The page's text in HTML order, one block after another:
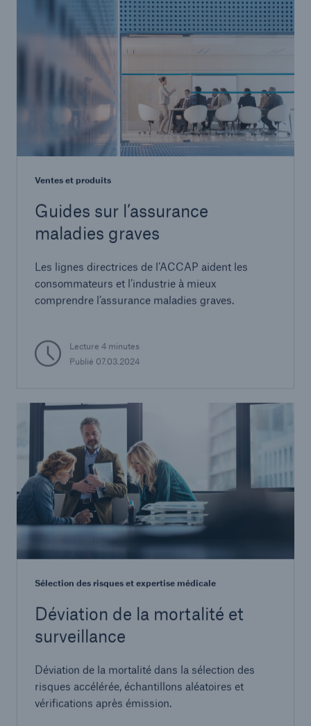
Ventes et produits
Guides sur l’assurance
maladies graves
Les lignes directrices de l’ACCAP aident les
consommateurs et l’industrie à mieux
comprendre l’assurance maladies graves.
Lecture 4 minutes
Publié 07.03.2024
Sélection des risques et expertise médicale
Déviation de la mortalité et
surveillance
Déviation de la mortalité dans la sélection des
risques accélérée, échantillons aléatoires et
vérifications après émission.